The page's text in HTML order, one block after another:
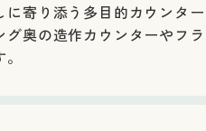
に寄り添う多目的カウンタ
グ奥の造作カウンターやフ